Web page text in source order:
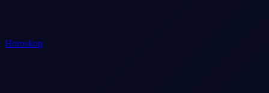
Horoskop